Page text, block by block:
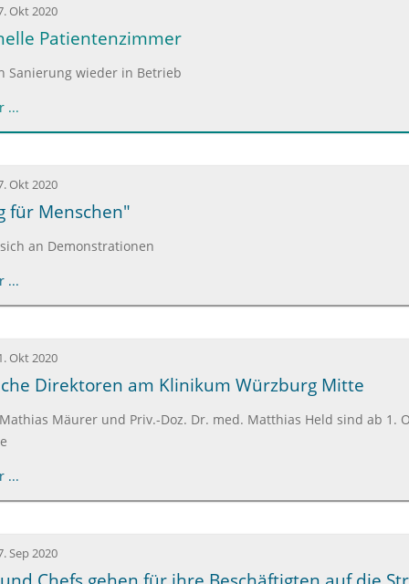
Okt 2020
Patientenzimmer
Sanierung wieder in Betrieb
...
Okt 2020
für Menschen"
an Demonstrationen
...
Okt 2020
Direktoren am Klinikum Würzburg Mitte
Mäurer und Priv.-Doz. Dr. med. Matthias Held sind ab 1.
...
Sep 2020